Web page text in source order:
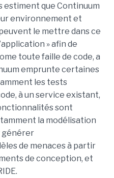
estiment que Continuum
environnement et
le mettre dans ce
» afin de
toute faille de code, a
emprunte certaines
les tests
à un service existant,
sont
la modélisation
générer
de menaces à partir
de conception, et